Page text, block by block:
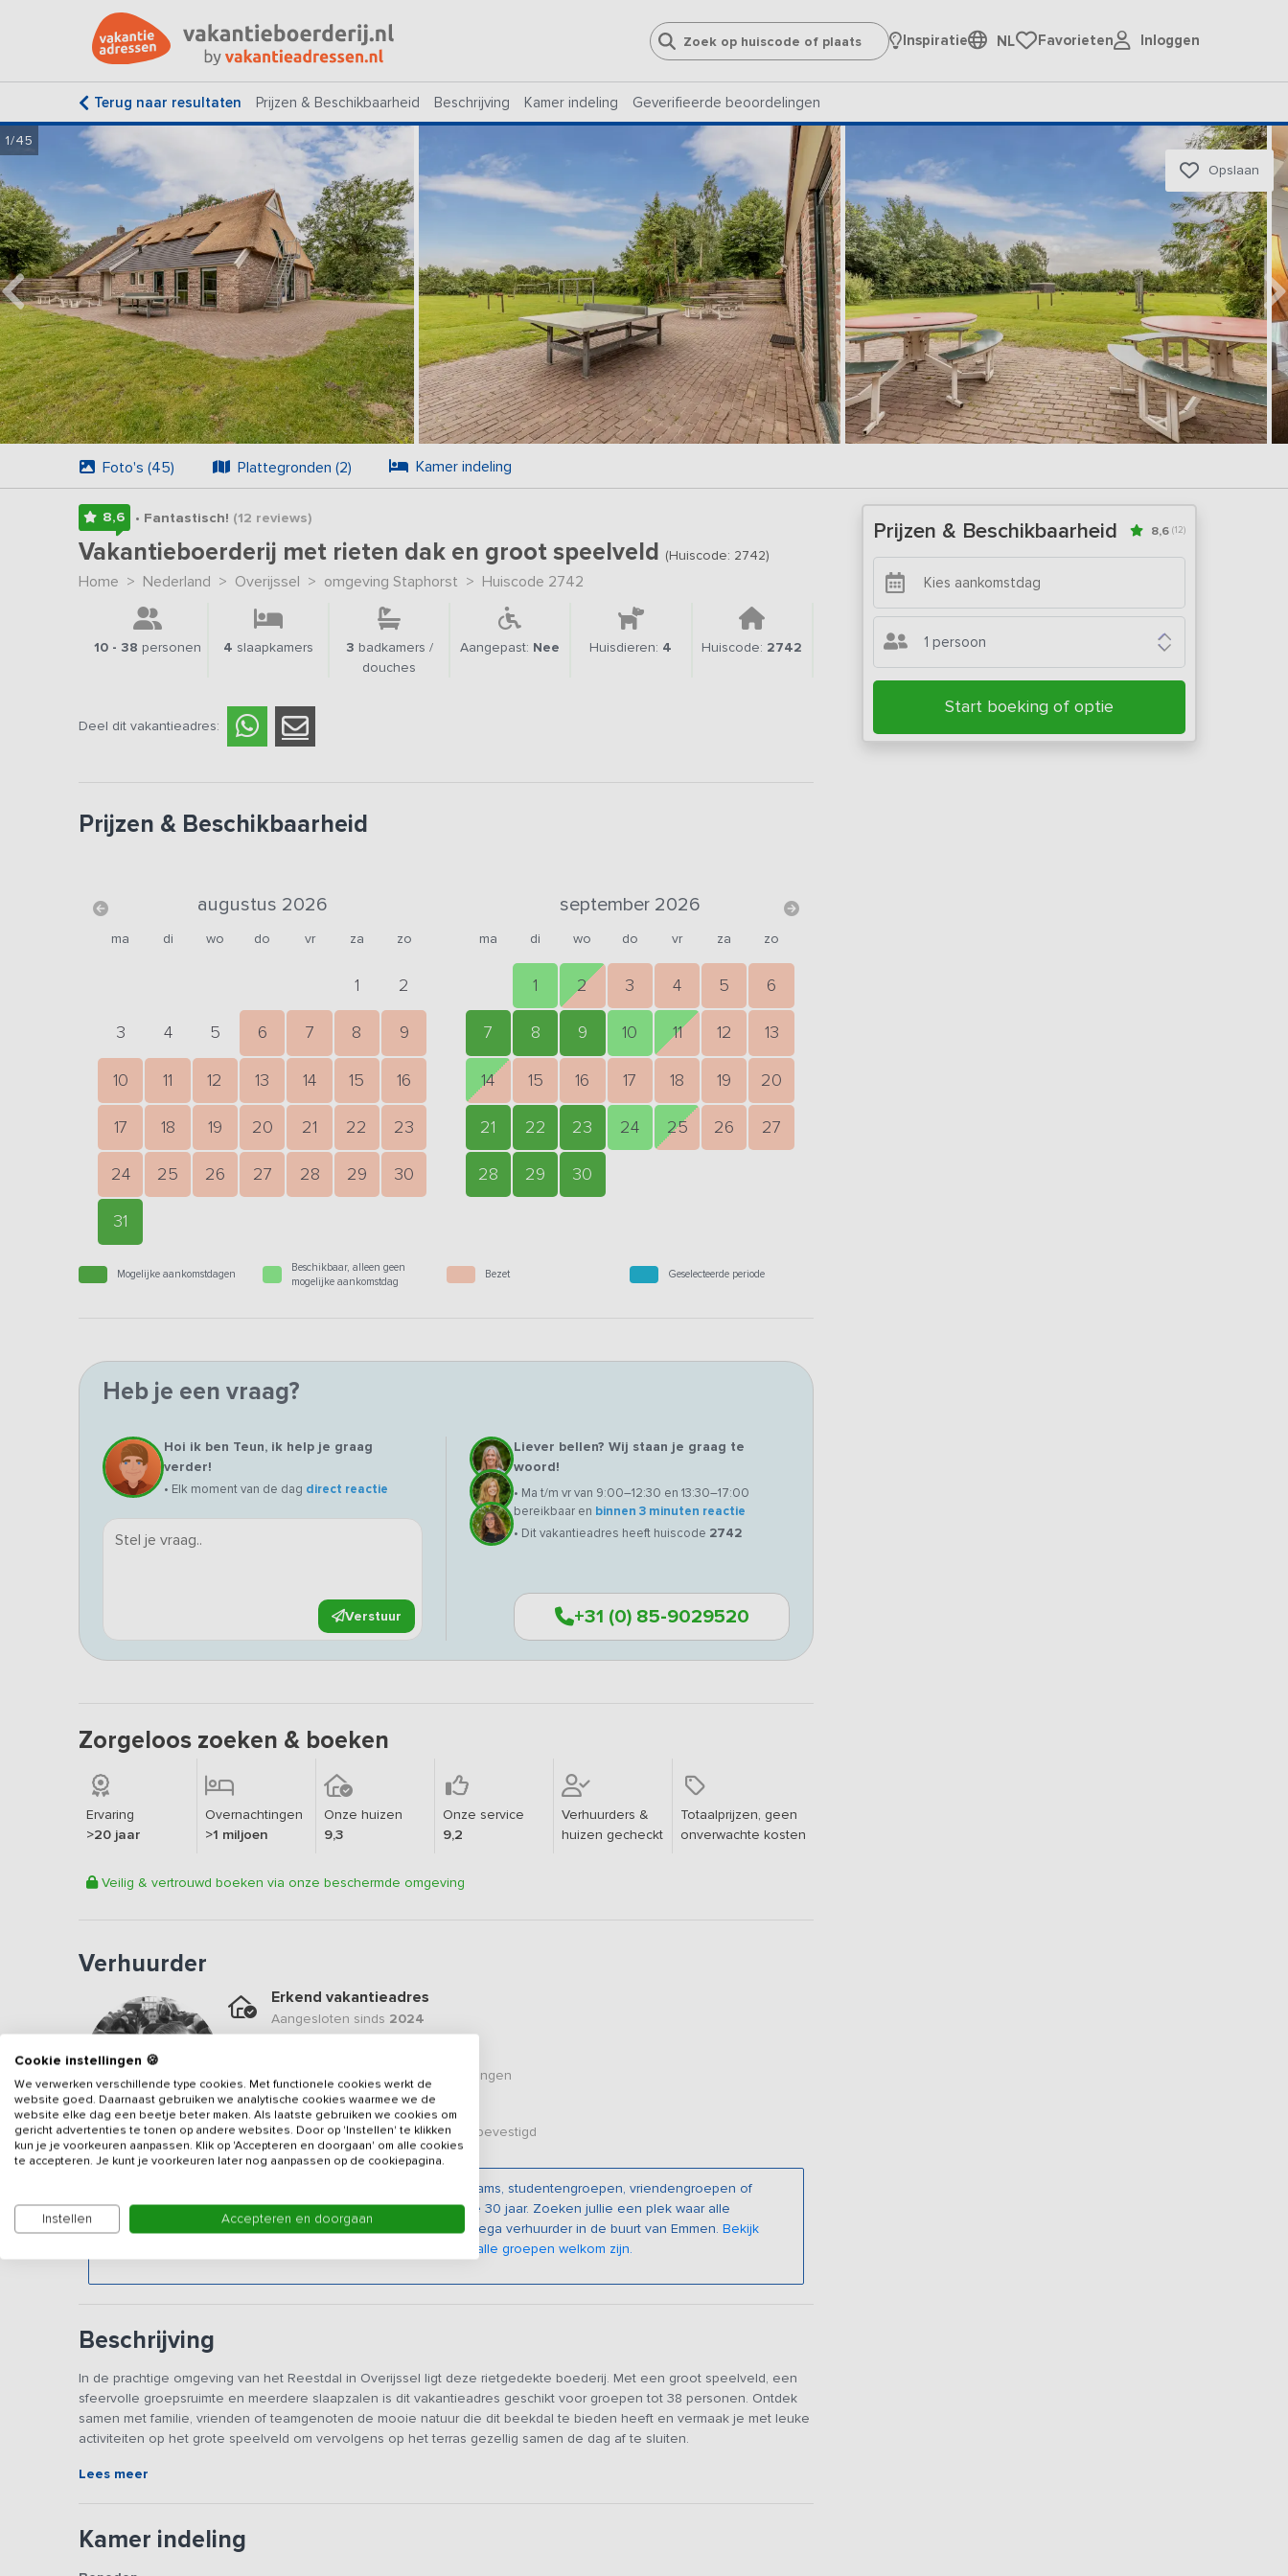
Inspiratie NL Favorieten Inloggen
Terug naar resultaten Prijzen & Beschikbaarheid Beschrijving Kamer indeling Geverifieerde beoordelingen
1/45
Opslaan
Foto's (45) Plattegronden (2) Kamer indeling
8,6 • Fantastisch! (12 reviews)
Vakantieboerderij met rieten dak en groot speelveld (Huiscode: 2742)
Home > Nederland > Overijssel > omgeving Staphorst > Huiscode 2742
10 - 38 personen 4 slaapkamers 3 badkamers /
douches
Aangepast: Nee Huisdieren: 4 Huiscode: 2742
Deel dit vakantieadres:
Prijzen & Beschikbaarheid
augustus 2026
ma di wo do vr za zo
1 2
3 4 5 6 7 8 9
10 11 12 13 14 15 16
17 18 19 20 21 22 23
24 25 26 27 28 29 30
31
september 2026
ma di wo do vr za zo
1 2 3 4 5 6
7 8 9 10 11 12 13
14 15 16 17 18 19 20
21 22 23 24 25 26 27
28 29 30
Mogelijke aankomstdagen
Beschikbaar, alleen geen
mogelijke aankomstdag
Bezet Geselecteerde periode
Heb je een vraag?
Hoi ik ben Teun, ik help je graag
verder!
• Elk moment van de dag direct reactie
Verstuur
Liever bellen? Wij staan je graag te
woord!
• Ma t/m vr van 9:00–12:30 en 13:30–17:00
bereikbaar en binnen 3 minuten reactie
• Dit vakantieadres heeft huiscode 2742
+31 (0) 85-9029520
Zorgeloos zoeken & boeken
Ervaring
>20 jaar
Overnachtingen
>1 miljoen
Onze huizen
9,3
Onze service
9,2
Verhuurders &
huizen gecheckt
Totaalprijzen, geen
onverwachte kosten
Veilig & vertrouwd boeken via onze beschermde omgeving
Verhuurder
Erkend vakantieadres
Aangesloten sinds 2024
beoordelingen
Veilig & vertrouwd
Gegevens van de verhuurder zijn bevestigd
Deze verhuurder accepteert geen boekingen van voetbalteams, studentengroepen, vriendengroepen of
vergelijkbare groepen met een gemiddelde leeftijd onder de 30 jaar. Zoeken jullie een plek waar alle
groepen welkom zijn? Neem dan eens een kijkje bij een collega verhuurder in de buurt van Emmen. Bekijk
hier de vakantiewoningen van 24, 26 en 48 personen waar alle groepen welkom zijn.
Beschrijving
In de prachtige omgeving van het Reestdal in Overijssel ligt deze rietgedekte boederij. Met een groot speelveld, een
sfeervolle groepsruimte en meerdere slaapzalen is dit vakantieadres geschikt voor groepen tot 38 personen. Ontdek
samen met familie, vrienden of teamgenoten de mooie natuur die dit beekdal te bieden heeft en vermaak je met leuke
activiteiten op het grote speelveld om vervolgens op het terras gezellig samen de dag af te sluiten.
Deze verhuurder accepteert geen boekingen van voetbalteams, studentengroepen, vriendengroepen of
vakantiewoningen van 24, 26 en 48 personen waar alle groepen welkom zijn.
Lees meer
Kamer indeling
Prijzen & Beschikbaarheid 8,6 (12)
1 persoon
Start boeking of optie
Cookie instellingen 🍪
We verwerken verschillende type cookies. Met functionele cookies werkt de
website goed. Daarnaast gebruiken we analytische cookies waarmee we de
website elke dag een beetje beter maken. Als laatste gebruiken we cookies om
gericht advertenties te tonen op andere websites. Door op 'Instellen' te klikken
kun je je voorkeuren aanpassen. Klik op 'Accepteren en doorgaan' om alle cookies
te accepteren. Je kunt je voorkeuren later nog aanpassen op de cookiepagina.
Instellen Accepteren en doorgaan